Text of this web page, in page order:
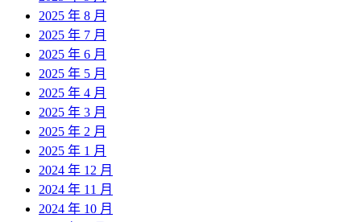
2025 年 8 月
2025 年 7 月
2025 年 6 月
2025 年 5 月
2025 年 4 月
2025 年 3 月
2025 年 2 月
2025 年 1 月
2024 年 12 月
2024 年 11 月
2024 年 10 月